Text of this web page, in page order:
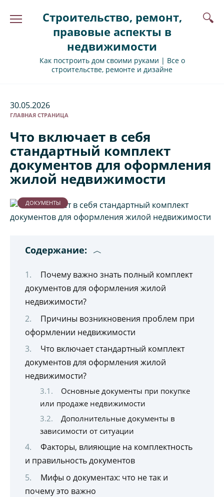
Строительство, ремонт,
правовые аспекты в
недвижимости
Как построить дом своими руками | Все о
строительстве, ремонте и дизайне
30.05.2026
ГЛАВНАЯ СТРАНИЦА
Что включает в себя
стандартный комплект
документов для оформления
жилой недвижимости
ДОКУМЕНТЫ
Содержание:
Почему важно знать полный комплект
документов для оформления жилой
недвижимости?
Причины возникновения проблем при
оформлении недвижимости
Что включает стандартный комплект
документов для оформления жилой
недвижимости?
Основные документы при покупке
или продаже недвижимости
Дополнительные документы в
зависимости от ситуации
Факторы, влияющие на комплектность
и правильность документов
Мифы о документах: что не так и
почему это важно